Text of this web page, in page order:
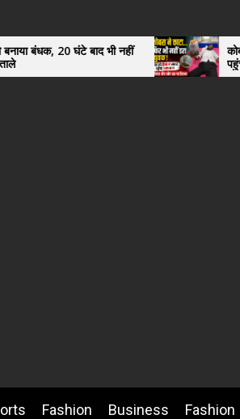
बाद भी नहीं
कोबरा ने काटा तो
पहुंचा युवक,
हैरान
Fashion Business Fashion